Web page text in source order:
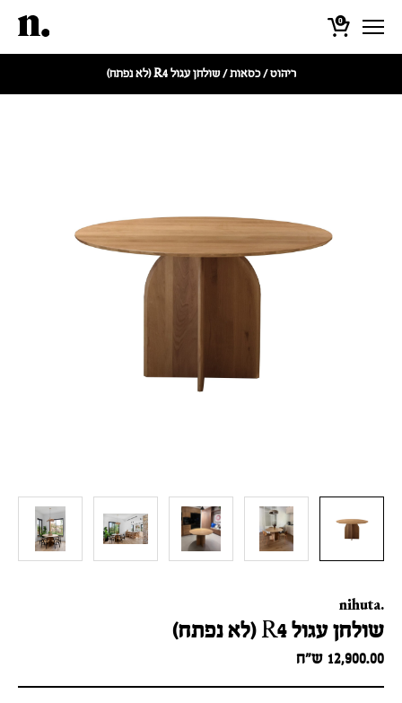
0
ריהוט/כסאות/ שולחן עגול R4 (לא נפתח)
nihuta.
שולחן עגול R4 (לא נפתח)
12,900.00 ש״ח